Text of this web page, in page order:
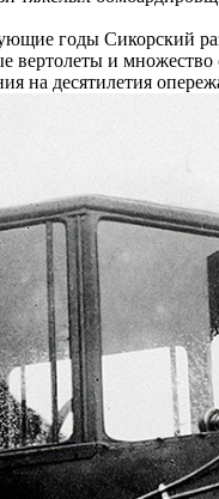
годы Сикорский
вертолеты и
на десятилетия